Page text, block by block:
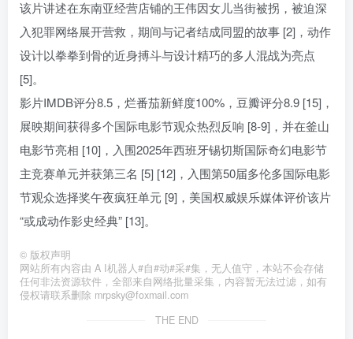
该片讲述在东南亚经营店铺的王伟因女儿当街被拐，被迫深
入犯罪网络展开营救，期间与记者结成同盟的故事 [2]，动作
设计以拳拳到骨的近身搏斗与设计精巧的多人混战为亮点
[5]。
影片IMDB评分8.5，烂番茄新鲜度100%，豆瓣评分8.9 [15]，
展映期间获得多个国际电影节观众热烈反响 [8-9]，并在釜山
电影节亮相 [10]，入围2025年西班牙锡切斯国际奇幻电影节
主竞赛单元并获第三名 [5] [12]，入围第50届多伦多国际电影
节观众选择奖午夜疯狂单元 [9]，美国权威娱乐媒体评价该片
“或成动作影史经典” [13]。
© 版权声明
网站所有内容由 A I机器人#自#动#采#集，无人值守，本站不会存储
任何非法资源软件，全部来自网络批量采集，内容暂无法过滤，如有
侵权请联系删除 mrpsky@foxmail.com
THE END